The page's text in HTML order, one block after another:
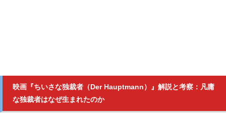
映画『ちいさな独裁者（Der Hauptmann）』解説と考察：凡庸
な独裁者はなぜ生まれたのか